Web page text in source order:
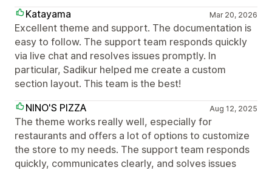
Katayama
Mar 20, 2026
Excellent theme and support. The documentation is
easy to follow. The support team responds quickly
via live chat and resolves issues promptly. In
particular, Sadikur helped me create a custom
section layout. This team is the best!
NINO'S PIZZA
Aug 12, 2025
The theme works really well, especially for
restaurants and offers a lot of options to customize
the store to my needs. The support team responds
quickly, communicates clearly, and solves issues